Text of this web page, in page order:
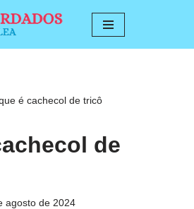
é cachecol de tricô
de
agosto de 2024